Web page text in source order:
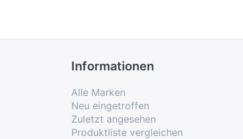
Informationen
Alle Marken
Neu eingetroffen
Zuletzt angesehen
Produktliste vergleichen